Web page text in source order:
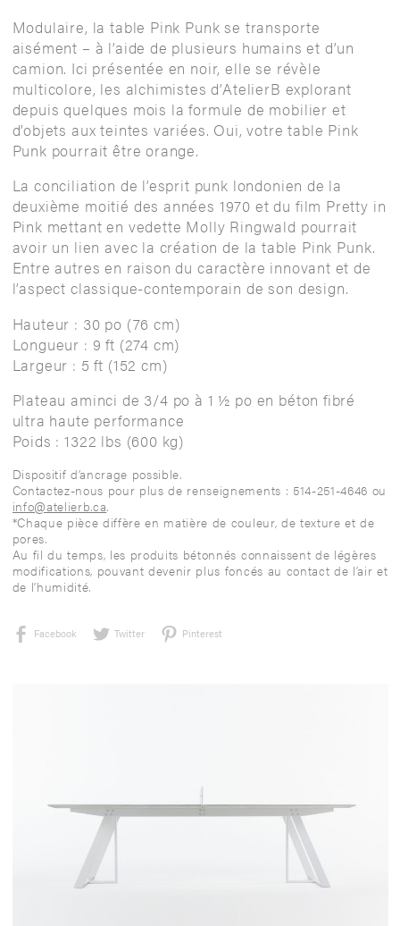
Modulaire, la table Pink Punk se transporte
aisément – à l’aide de plusieurs humains et d’un
camion. Ici présentée en noir, elle se révèle
multicolore, les alchimistes d’AtelierB explorant
depuis quelques mois la formule de mobilier et
d’objets aux teintes variées. Oui, votre table Pink
Punk pourrait être orange.
La conciliation de l’esprit punk londonien de la
deuxième moitié des années 1970 et du film Pretty in
Pink mettant en vedette Molly Ringwald pourrait
avoir un lien avec la création de la table Pink Punk.
Entre autres en raison du caractère innovant et de
l’aspect classique-contemporain de son design.
Hauteur : 30 po (76 cm)
Longueur : 9 ft (274 cm)
Largeur : 5 ft (152 cm)
Plateau aminci de 3/4 po à 1 ½ po en béton fibré
ultra haute performance
Poids : 1322 lbs (600 kg)
Dispositif d’ancrage possible.
Contactez-nous pour plus de renseignements : 514-251-4646 ou
info@atelierb.ca.
*Chaque pièce diffère en matière de couleur, de texture et de
pores.
Au fil du temps, les produits bétonnés connaissent de légères
modifications, pouvant devenir plus foncés au contact de l’air et
de l’humidité.
Facebook Twitter Pinterest